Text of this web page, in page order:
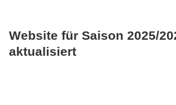
Website für Saison 2025/
aktualisiert